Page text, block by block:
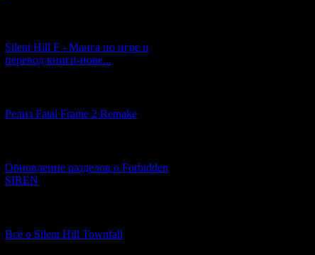
Silent Hill F - Манга по игре и
перевод книги-нове...
Релиз Fatal Frame 2 Remake
Обновление разделов о Forbidden
SIREN
Всё о Silent Hill Townfall